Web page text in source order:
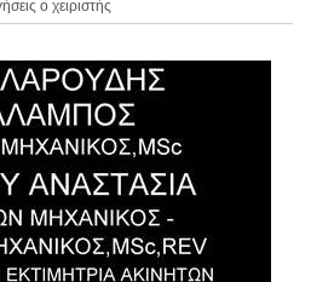
ο χειριστής